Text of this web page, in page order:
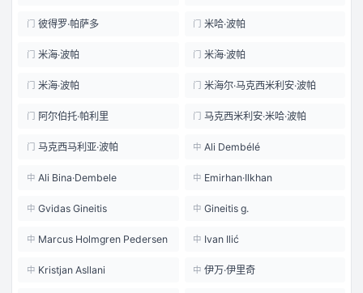
门 彼得罗·帕萨多 门 米哈·波帕
门 米海·波帕 门 米海·波帕
门 米海·波帕 门 米海尔·马克西米利安·波帕
门 阿尔伯托·帕利里 门 马克西米利安·米哈·波帕
门 马克西马利亚·波帕 中 Ali Dembélé
中 Ali Bina·Dembele 中 Emirhan·Ilkhan
中 Gvidas Gineitis 中 Gineitis g.
中 Marcus Holmgren Pedersen 中 Ivan Ilić
中 Kristjan Asllani 中 伊万·伊里奇